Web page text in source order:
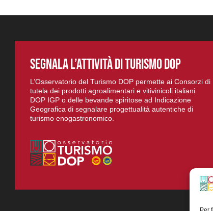
SEGNALA L’ATTIVITÀ DI TURISMO DOP
L’Osservatorio del Turismo DOP permette ai Consorzi di
tutela dei prodotti agroalimentari e vitivinicoli italiani
DOP IGP o delle bevande spiritose ad Indicazione
Geografica di segnalare progettualità autentiche di
turismo enogastronomico.